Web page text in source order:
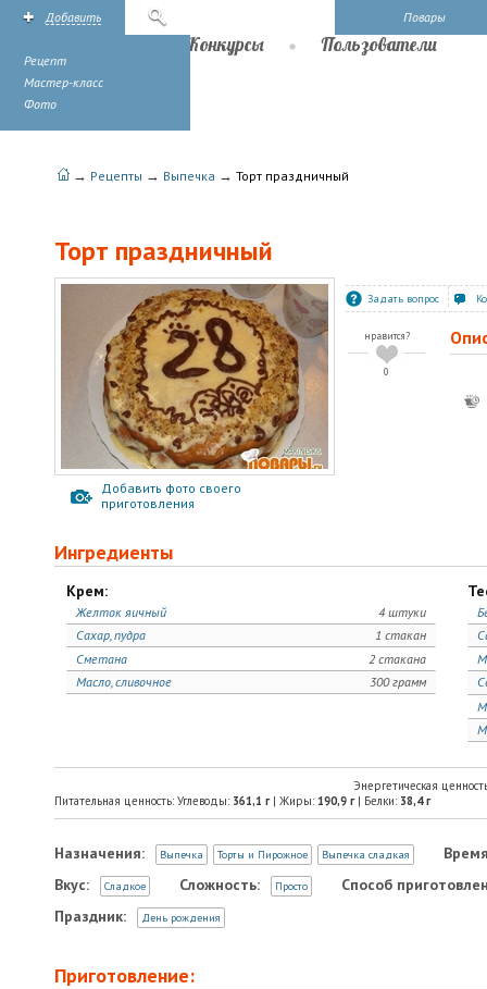
Повары
Добавить
Рецепт
Мастер-класс
Фото
Конкурсы Пользователи
→ Рецепты → Выпечка → Торт праздничный
Торт праздничный
Добавить фото своего
приготовления
Задать вопрос
нравится?
0
Ингредиенты
Крем:
4 штуки
Желток яичный
1 стакан
Сахар, пудра
2 стакана
Сметана
300 грамм
Масло, сливочное
Энергетическая
Питательная ценность: Углеводы: 361,1 г| Жиры: 190,9 г| Белки: 38,4г
Назначения: Выпечка Торты и Пирожное Выпечка сладкая
Вкус:
Сладкое Сложность: Просто
Способ
Праздник:
День рождения
Приготовление: